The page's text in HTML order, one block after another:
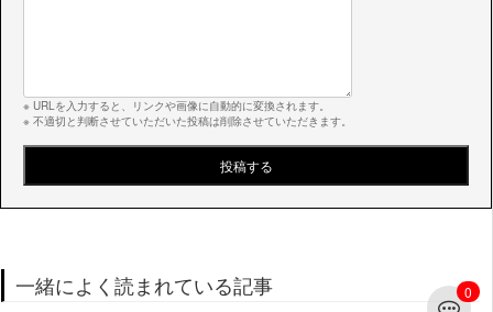
0
※ URLを入力すると、リンクや画像に自動的に変換されます。
※ 不適切と判断させていただいた投稿は削除させていただきます。
一緒によく読まれている記事